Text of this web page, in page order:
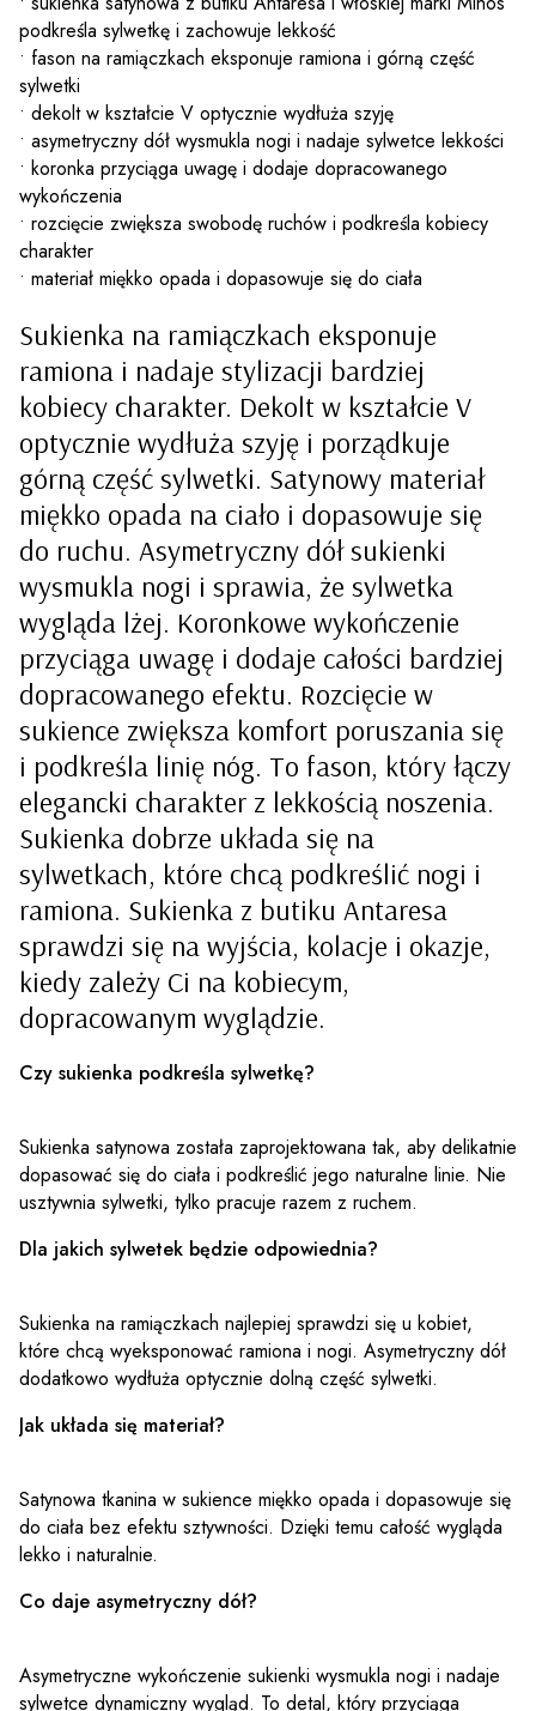
podkreśla sylwetkę i zachowuje lekkość
• fason na ramiączkach eksponuje ramiona i górną część
sylwetki
• dekolt w kształcie V optycznie wydłuża szyję
• asymetryczny dół wysmukla nogi i nadaje sylwetce lekkości
• koronka przyciąga uwagę i dodaje dopracowanego
wykończenia
• rozcięcie zwiększa swobodę ruchów i podkreśla kobiecy
charakter
• materiał miękko opada i dopasowuje się do ciała
Sukienka na ramiączkach eksponuje
ramiona i nadaje stylizacji bardziej
kobiecy charakter. Dekolt w kształcie V
optycznie wydłuża szyję i porządkuje
górną część sylwetki. Satynowy materiał
miękko opada na ciało i dopasowuje się
do ruchu. Asymetryczny dół sukienki
wysmukla nogi i sprawia, że sylwetka
wygląda lżej. Koronkowe wykończenie
przyciąga uwagę i dodaje całości bardziej
dopracowanego efektu. Rozcięcie w
sukience zwiększa komfort poruszania się
i podkreśla linię nóg. To fason, który łączy
elegancki charakter z lekkością noszenia.
Sukienka dobrze układa się na
sylwetkach, które chcą podkreślić nogi i
ramiona. Sukienka z butiku Antaresa
sprawdzi się na wyjścia, kolacje i okazje,
kiedy zależy Ci na kobiecym,
dopracowanym wyglądzie.
Czy sukienka podkreśla sylwetkę?
Sukienka satynowa została zaprojektowana tak, aby delikatnie
dopasować się do ciała i podkreślić jego naturalne linie. Nie
usztywnia sylwetki, tylko pracuje razem z ruchem.
Dla jakich sylwetek będzie odpowiednia?
Sukienka na ramiączkach najlepiej sprawdzi się u kobiet,
które chcą wyeksponować ramiona i nogi. Asymetryczny dół
dodatkowo wydłuża optycznie dolną część sylwetki.
Jak układa się materiał?
Satynowa tkanina w sukience miękko opada i dopasowuje się
do ciała bez efektu sztywności. Dzięki temu całość wygląda
lekko i naturalnie.
Co daje asymetryczny dół?
Asymetryczne wykończenie sukienki wysmukla nogi i nadaje
sylwetce dynamiczny wygląd. To detal, który przyciąga